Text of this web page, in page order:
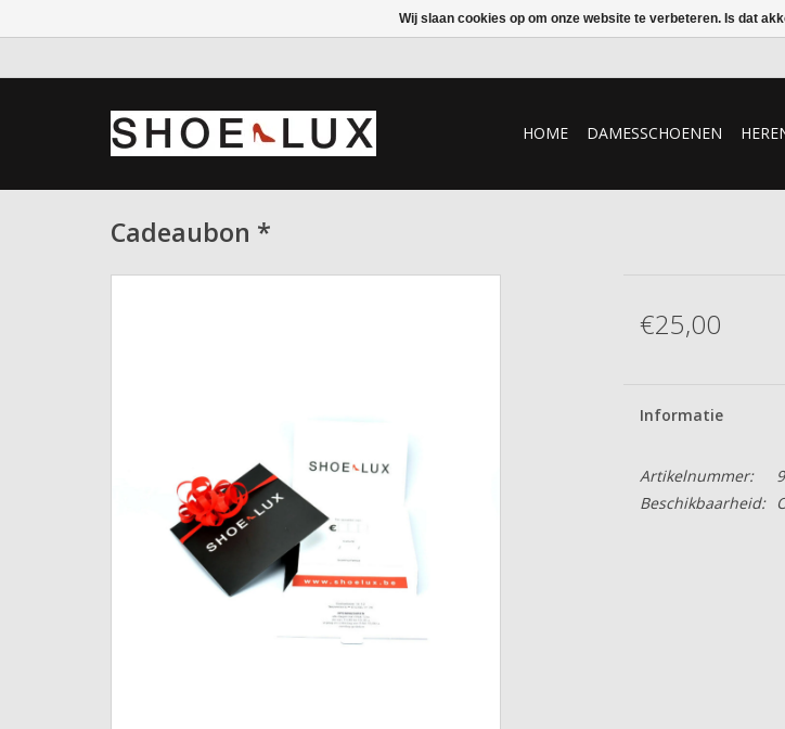
HOME DAMESSCHOENEN
Cadeaubon *
€25,00
Informatie
Artikelnummer:
Beschikbaarheid:
Wij slaan cookies op om onze website te verbeteren. Is dat